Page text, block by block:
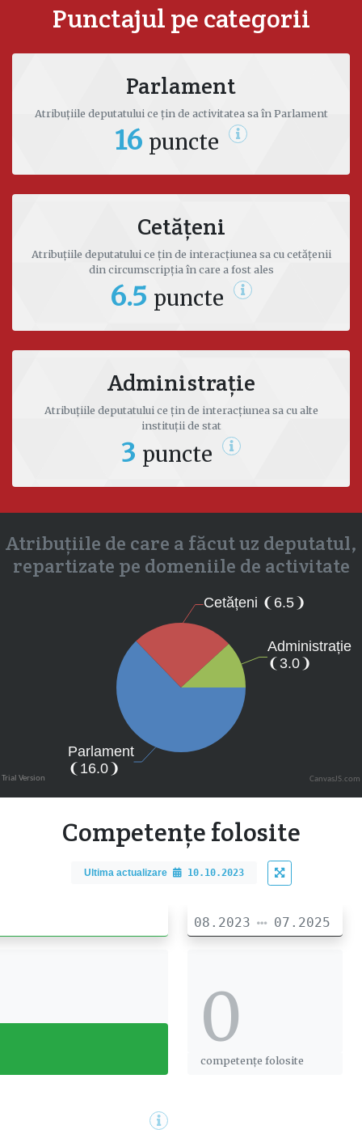
Vicepretor;
05.2008 – 01.2019 - ACC 55/142 Președintele
Consiliului de administrare, Administrator;
05.1995- 04.1999 - Primăria Municipiului
Chișinău, Direcția Patrimoniu Municipal, Specialist
Principal;
09.1996 – 06.2003 - Universitatea Liberă
Internațională din Moldova, Lector Superior;
09.1993-05-1995 - Fondul Investițional Exiton-
Bon, Șeful secției de prelucrare a datelor.
Date de contact
Facebook
vitalie.jacot@parlament.md
Punctajul pe categorii
Parlament
Atribuțiile deputatului ce țin de activitatea sa în Parlament
16 puncte
Cetățeni
Atribuțiile deputatului ce țin de interacțiunea sa cu cetățenii
din circumscripția în care a fost ales
6.5 puncte
Administrație
Atribuțiile deputatului ce țin de interacțiunea sa cu alte
instituții de stat
3 puncte
Atribuțiile de care a făcut uz deputatul,
repartizate pe domeniile de activitate
CanvasJS.com
Competențe folosite
Ultima actualizare 10.10.2023
08.2023 07.2025
0
0
competențe folosite